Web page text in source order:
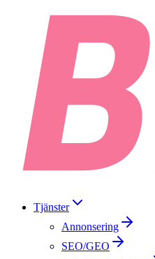
Tjänster
Annonsering
SEO/GEO